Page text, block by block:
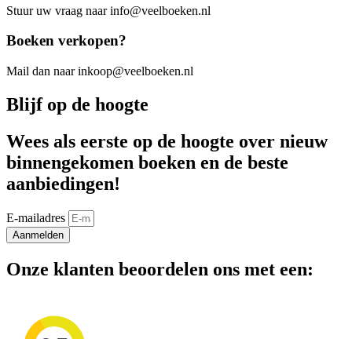
Stuur uw vraag naar info@veelboeken.nl
Boeken verkopen?
Mail dan naar inkoop@veelboeken.nl
Blijf op de hoogte
Wees als eerste op de hoogte over nieuw
binnengekomen boeken en de beste
aanbiedingen!
E-mailadres
Aanmelden
Onze klanten beoordelen ons met een: